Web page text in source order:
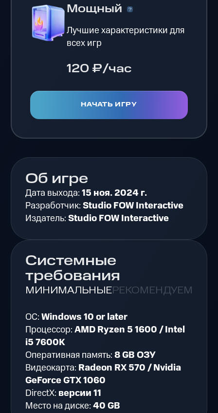
Мощный
Лучшие характеристики для
всех игр
120 ₽/час
НАЧАТЬ ИГРУ
Об игре
Дата выхода:15 ноя. 2024 г.
Разработчик:Studio FOW Interactive
Издатель:Studio FOW Interactive
Системные
требования
МИНИМАЛЬНЫЕРЕКОМЕНДУЕМЫЕ
ОС:Windows 10 or later
Процессор:AMD Ryzen 5 1600 / Intel
i5 7600K
Оперативная память:8 GB ОЗУ
Видеокарта: Radeon RX 570 / Nvidia
GeForce GTX 1060
DirectX: версии 11
Место на диске:40 GB